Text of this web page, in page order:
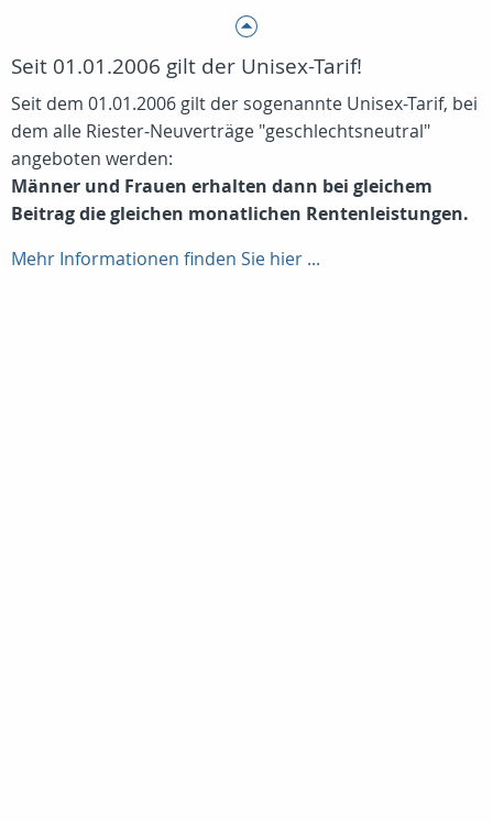
Seit 01.01.2006 gilt der Unisex-Tarif!
Seit dem 01.01.2006 gilt der sogenannte Unisex-Tarif, bei
dem alle Riester-Neuverträge "geschlechtsneutral"
angeboten werden:
Männer und Frauen erhalten dann bei gleichem
Beitrag die gleichen monatlichen Rentenleistungen.
Mehr Informationen finden Sie hier ...